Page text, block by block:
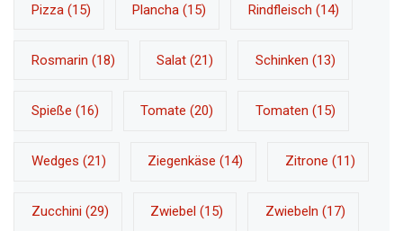
Pizza(15) Plancha (15) Rindfleisch (14)
Rosmarin (18) Salat (21) Schinken (13)
Spieße (16) Tomate (20) Tomaten (15)
Wedges (21) Ziegenkäse (14) Zitrone (11)
Zucchini (29) Zwiebel (15) Zwiebeln (17)